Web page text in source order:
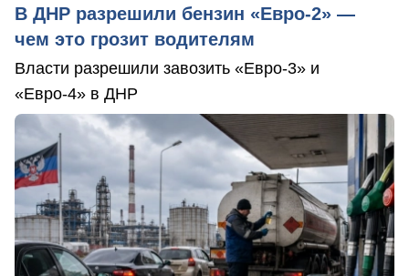
В ДНР разрешили бензин «Евро-2» —
чем это грозит водителям
Власти разрешили завозить «Евро-3» и
«Евро-4» в ДНР